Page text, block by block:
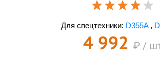
Для спецтехники: D355A ,
4 992 ₽ /